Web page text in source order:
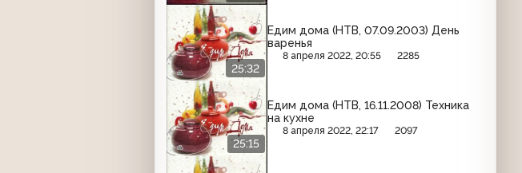
25:32
Едим дома (НТВ, 07.09.2003) День
варенья
8 апреля 2022, 20:55 2285
25:15
Едим дома (НТВ, 16.11.2008) Техника
на кухне
8 апреля 2022, 22:17 2097